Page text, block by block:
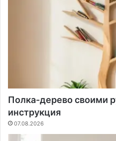
Полка-дерево своими
инструкция
07.08.2026